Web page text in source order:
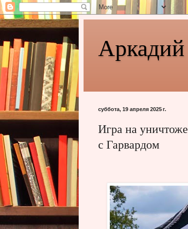
суббота, 19 апреля 2025 г.
Игра на
с Гарвардом